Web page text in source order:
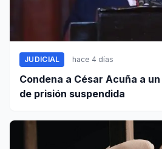
JUDICIAL hace 4 días
Condena a César Acuña a
de prisión suspendida